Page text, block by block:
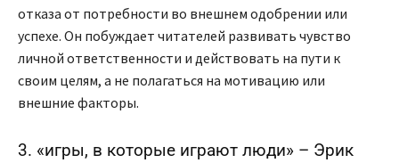
отказа от потребности во внешнем одобрении или
успехе. Он побуждает читателей развивать чувство
личной ответственности и действовать на пути к
своим целям, а не полагаться на мотивацию или
внешние факторы.
3. «игры, в которые играют люди» – Эрик